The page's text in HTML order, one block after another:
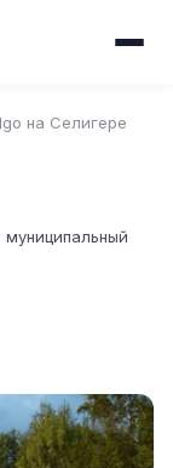
на Селигере